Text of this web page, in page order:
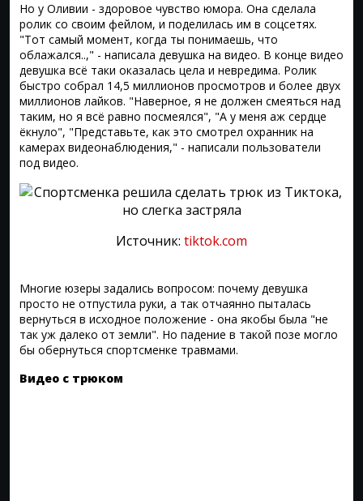
Но у Оливии - здоровое чувство юмора. Она сделала
ролик со своим фейлом, и поделилась им в соцсетях.
"Тот самый момент, когда ты понимаешь, что
облажался..," - написала девушка на видео. В конце видео
девушка всё таки оказалась цела и невредима. Ролик
быстро собрал 14,5 миллионов просмотров и более двух
миллионов лайков. "Наверное, я не должен смеяться над
таким, но я всё равно посмеялся", "А у меня аж сердце
ёкнуло", "Представьте, как это смотрел охранник на
камерах видеонаблюдения," - написали пользователи
под видео.
Источник: tiktok.com
Многие юзеры задались вопросом: почему девушка
просто не отпустила руки, а так отчаянно пыталась
вернуться в исходное положение - она якобы была "не
так уж далеко от земли". Но падение в такой позе могло
бы обернуться спортсменке травмами.
Видео с трюком